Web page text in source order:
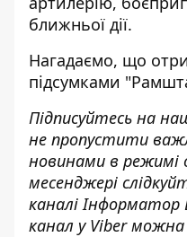
ближньої дії.
Нагадаємо, що
підсумками
Підписуйтесь на
не пропустити
новинами в режимі
месенджері
каналіІнформатор
канал у Viber можна